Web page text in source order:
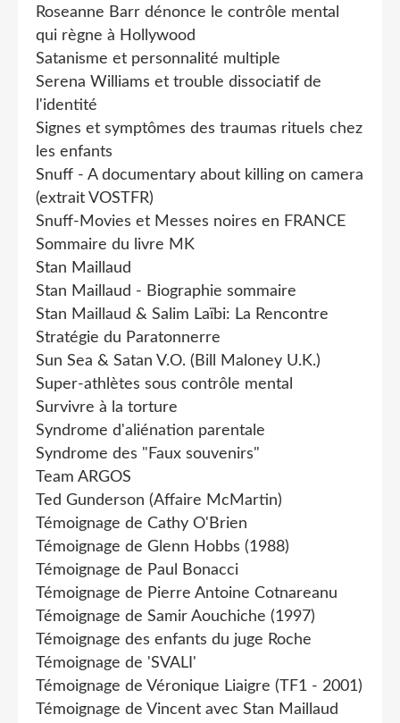
Roseanne Barr dénonce le contrôle mental
qui règne à Hollywood
Satanisme et personnalité multiple
Serena Williams et trouble dissociatif de
l'identité
Signes et symptômes des traumas rituels chez
les enfants
Snuff - A documentary about killing on camera
(extrait VOSTFR)
Snuff-Movies et Messes noires en FRANCE
Sommaire du livre MK
Stan Maillaud
Stan Maillaud - Biographie sommaire
Stan Maillaud & Salim Laïbi: La Rencontre
Stratégie du Paratonnerre
Sun Sea & Satan V.O. (Bill Maloney U.K.)
Super-athlètes sous contrôle mental
Survivre à la torture
Syndrome d'aliénation parentale
Syndrome des "Faux souvenirs"
Team ARGOS
Ted Gunderson (Affaire McMartin)
Témoignage de Cathy O'Brien
Témoignage de Glenn Hobbs (1988)
Témoignage de Paul Bonacci
Témoignage de Pierre Antoine Cotnareanu
Témoignage de Samir Aouchiche (1997)
Témoignage des enfants du juge Roche
Témoignage de 'SVALI'
Témoignage de Véronique Liaigre (TF1 - 2001)
Témoignage de Vincent avec Stan Maillaud